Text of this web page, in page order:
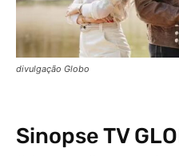
divulgação Globo
SinopseTV